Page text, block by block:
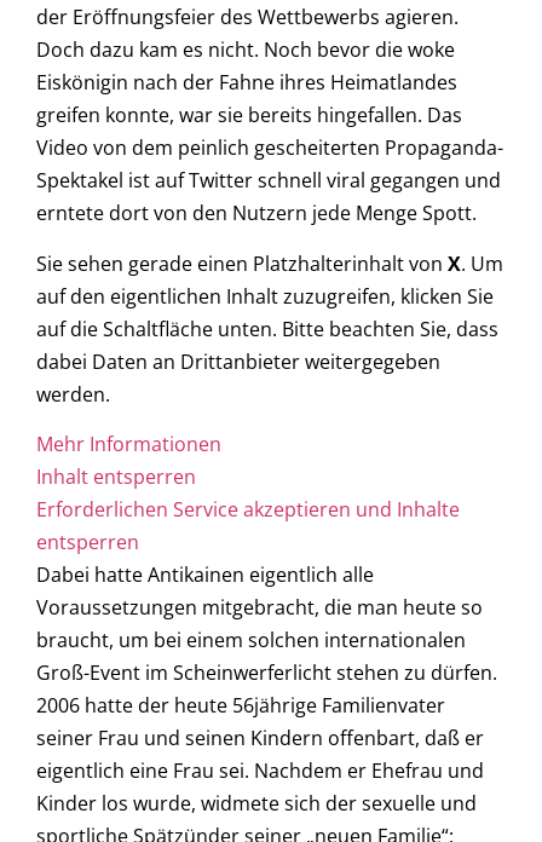
der Eröffnungsfeier des Wettbewerbs agieren.
Doch dazu kam es nicht. Noch bevor die woke
Eiskönigin nach der Fahne ihres Heimatlandes
greifen konnte, war sie bereits hingefallen. Das
Video von dem peinlich gescheiterten Propaganda-
Spektakel ist auf Twitter schnell viral gegangen und
erntete dort von den Nutzern jede Menge Spott.
Sie sehen gerade einen Platzhalterinhalt von X. Um
auf den eigentlichen Inhalt zuzugreifen, klicken Sie
auf die Schaltfläche unten. Bitte beachten Sie, dass
dabei Daten an Drittanbieter weitergegeben
werden.
Mehr Informationen
Inhalt entsperren
Erforderlichen Service akzeptieren und Inhalte
entsperren
Dabei hatte Antikainen eigentlich alle
Voraussetzungen mitgebracht, die man heute so
braucht, um bei einem solchen internationalen
Groß-Event im Scheinwerferlicht stehen zu dürfen.
2006 hatte der heute 56jährige Familienvater
seiner Frau und seinen Kindern offenbart, daß er
eigentlich eine Frau sei. Nachdem er Ehefrau und
Kinder los wurde, widmete sich der sexuelle und
sportliche Spätzünder seiner „neuen Familie“: